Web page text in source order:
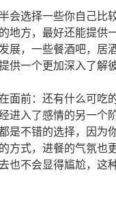
会选择一些你自己比
地方，最好还能提供
展，一些餐酒吧，居
供一个更加深入了解
面前：还有什么可吃
进入了感情的另一个
是不错的选择，因为
方式，进餐的气氛也
也不会显得尴尬，这